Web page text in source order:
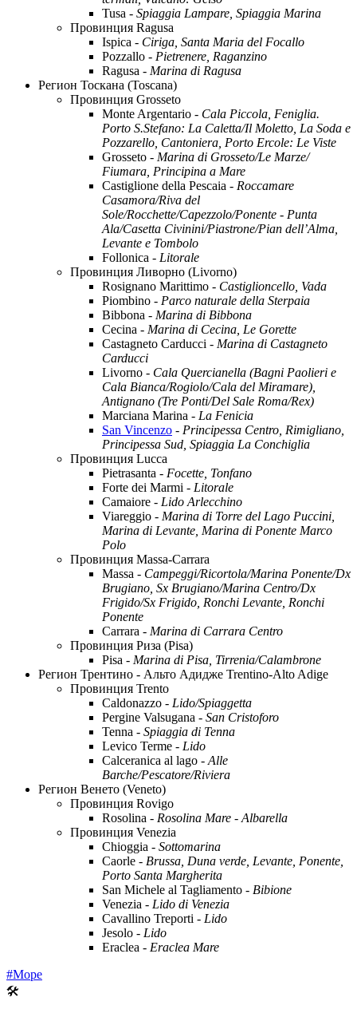
Tusa - Spiaggia Lampare, Spiaggia Marina
Провинция Ragusa
Ispica - Ciriga, Santa Maria del Focallo
Pozzallo - Pietrenere, Raganzino
Ragusa - Marina di Ragusa
Регион Тоскана (Toscana)
Провинция Grosseto
Monte Argentario - Cala Piccola, Feniglia.
Porto S.Stefano: La Caletta/Il Moletto, La Soda e
Pozzarello, Cantoniera, Porto Ercole: Le Viste
Grosseto - Marina di Grosseto/Le Marze/
Fiumara, Principina a Mare
Castiglione della Pescaia - Roccamare
Casamora/Riva del
Sole/Rocchette/Capezzolo/Ponente - Punta
Ala/Casetta Civinini/Piastrone/Pian dell’Alma,
Levante e Tombolo
Follonica - Litorale
Провинция Ливорно (Livorno)
Rosignano Marittimo - Castiglioncello, Vada
Piombino - Parco naturale della Sterpaia
Bibbona - Marina di Bibbona
Cecina - Marina di Cecina, Le Gorette
Castagneto Carducci - Marina di Castagneto
Carducci
Livorno - Cala Quercianella (Bagni Paolieri e
Cala Bianca/Rogiolo/Cala del Miramare),
Antignano (Tre Ponti/Del Sale Roma/Rex)
Marciana Marina - La Fenicia
San Vincenzo - Principessa Centro, Rimigliano,
Principessa Sud, Spiaggia La Conchiglia
Провинция Lucca
Pietrasanta - Focette, Tonfano
Forte dei Marmi - Litorale
Camaiore - Lido Arlecchino
Viareggio - Marina di Torre del Lago Puccini,
Marina di Levante, Marina di Ponente Marco
Polo
Провинция Massa-Carrara
Massa - Campeggi/Ricortola/Marina Ponente/Dx
Brugiano, Sx Brugiano/Marina Centro/Dx
Frigido/Sx Frigido, Ronchi Levante, Ronchi
Ponente
Carrara - Marina di Carrara Centro
Провинция Риза (Pisa)
Pisa - Marina di Pisa, Tirrenia/Calambrone
Регион Трентино - Альто Адидже Trentino-Alto Adige
Провинция Trento
Caldonazzo - Lido/Spiaggetta
Pergine Valsugana - San Cristoforo
Tenna - Spiaggia di Tenna
Levico Terme - Lido
Calceranica al lago - Alle
Barche/Pescatore/Riviera
Регион Венето (Veneto)
Провинция Rovigo
Rosolina - Rosolina Mare - Albarella
Провинция Venezia
Chioggia - Sottomarina
Caorle - Brussa, Duna verde, Levante, Ponente,
Porto Santa Margherita
San Michele al Tagliamento - Bibione
Venezia - Lido di Venezia
Cavallino Treporti - Lido
Jesolo - Lido
Eraclea - Eraclea Mare
#Море
🛠